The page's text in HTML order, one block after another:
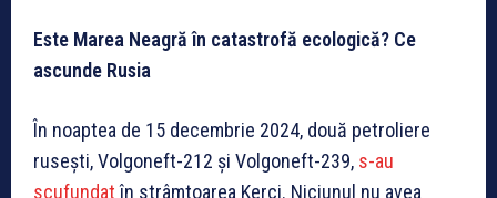
Este Marea Neagră în catastrofă ecologică? Ce
ascunde Rusia
În noaptea de 15 decembrie 2024, două petroliere
rusești, Volgoneft-212 și Volgoneft-239, s-au
scufundatîn strâmtoarea Kerci. Niciunul nu avea